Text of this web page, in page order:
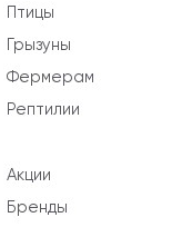
Птицы
Грызуны
Фермерам
Рептилии
Акции
Бренды